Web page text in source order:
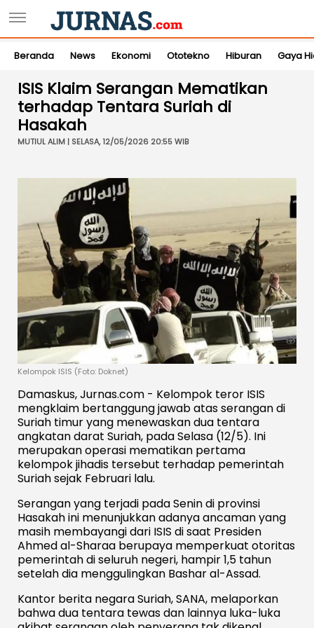
Beranda News Ekonomi Ototekno Hiburan Gaya
ISIS Klaim Serangan Mematikan
terhadap Tentara Suriah di
Hasakah
MUTIUL ALIM | SELASA, 12/05/2026 20:55 WIB
Kelompok ISIS (Foto: Doknet)
Damaskus, Jurnas.com - Kelompok teror ISIS
mengklaim bertanggung jawab atas serangan di
Suriah timur yang menewaskan dua tentara
angkatan darat Suriah, pada Selasa (12/5). Ini
merupakan operasi mematikan pertama
kelompok jihadis tersebut terhadap pemerintah
Suriah sejak Februari lalu.
Serangan yang terjadi pada Senin di provinsi
Hasakah ini menunjukkan adanya ancaman yang
masih membayangi dari ISIS di saat Presiden
Ahmed al-Sharaa berupaya memperkuat otoritas
pemerintah di seluruh negeri, hampir 1,5 tahun
setelah dia menggulingkan Bashar al-Assad.
Kantor berita negara Suriah, SANA, melaporkan
bahwa dua tentara tewas dan lainnya luka-luka